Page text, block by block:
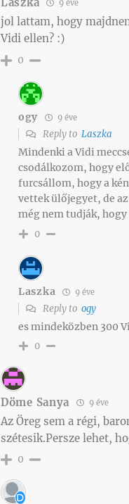
9 éve
jol lattam, hogy
Vidi ellen? :)
0
ogy 9 éve
Reply to Laszka
Mindenki a Vidi
csodálkozom, hogy
furcsállom, hogy a
vettek ülőjegyet, de
még nem tudják,
0
Laszka 9 éve
Reply to ogy
es mindeközben 300
0
Döme Sanya 9 éve
Az Öreg sem a régi,
szétesik.Persze lehet,
0